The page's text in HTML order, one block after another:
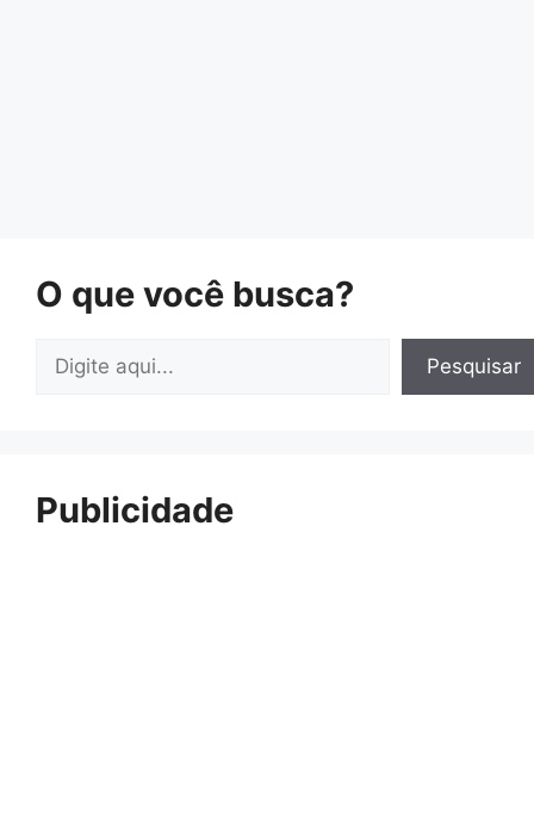
O que você busca?
Pesquisar
Publicidade